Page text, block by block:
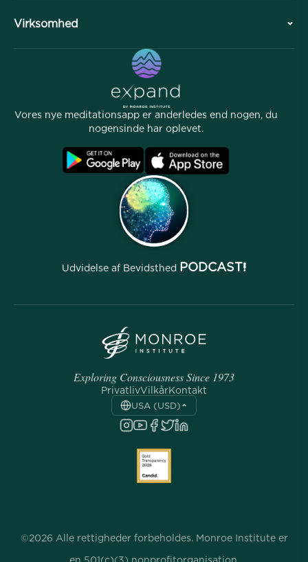
Professionel Division
Artikler
Affiliate Program
Virksomhed
Ofte stillede spørgsmål
Betingelser
Vores nye meditationsapp er anderledes end nogen, du
nogensinde har oplevet.
Udvidelse af Bevidsthed PODCAST!
Exploring Consciousness Since 1973
PrivatlivVilkårKontakt
USA (USD)
©2026 Alle rettigheder forbeholdes. Monroe Institute er
en 501(c)(3) nonprofitorganisation.